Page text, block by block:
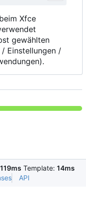
Xfce
gewählten
Einstellungen /
119ms Template: 14ms
API